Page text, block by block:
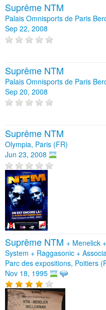
Suprême NTM
Palais Omnisports de Paris
Sep 22, 2008
Suprême NTM
Palais Omnisports de Paris
Sep 20, 2008
Suprême NTM
Olympia, Paris (FR)
Jun 23, 2008
Suprême NTM + Menelick +
System + Raggasonic +
Parc des expositions, Poitiers
Nov 18, 1995